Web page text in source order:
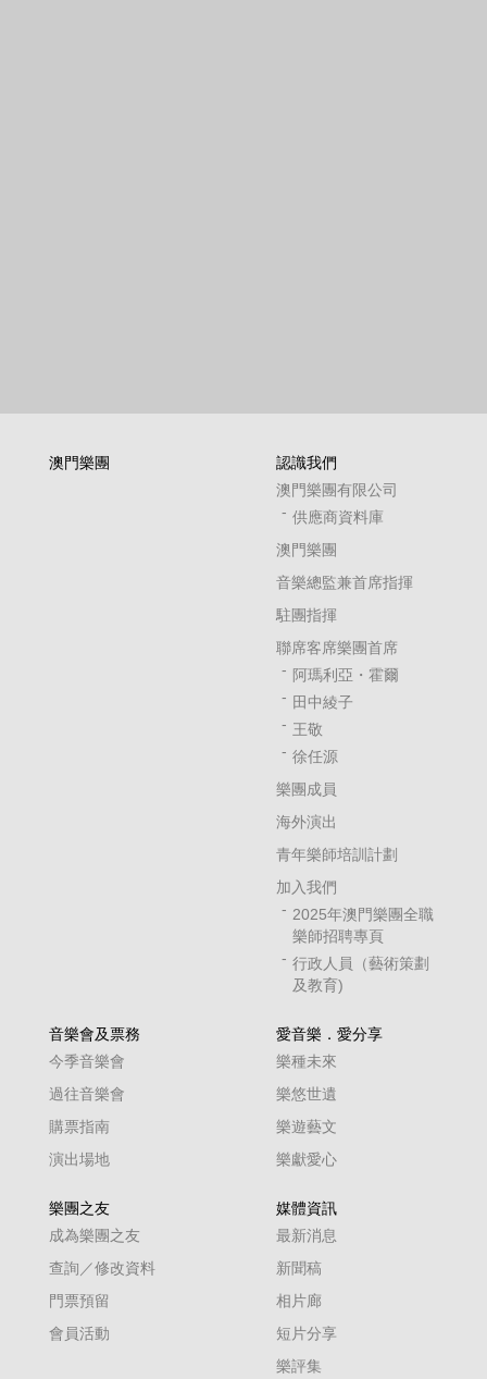
澳門樂團
認識我們
澳門樂團有限公司
供應商資料庫
澳門樂團
音樂總監兼首席指揮
駐團指揮
聯席客席樂團首席
阿瑪利亞・霍爾
田中綾子
王敬
徐任源
樂團成員
海外演出
青年樂師培訓計劃
加入我們
2025年澳門樂團全職
樂師招聘專頁
行政人員（藝術策劃
及教育)
音樂會及票務
今季音樂會
過往音樂會
購票指南
演出場地
愛音樂．愛分享
樂種未來
樂悠世遺
樂遊藝文
樂獻愛心
樂團之友
成為樂團之友
查詢／修改資料
門票預留
會員活動
媒體資訊
最新消息
新聞稿
相片廊
短片分享
樂評集